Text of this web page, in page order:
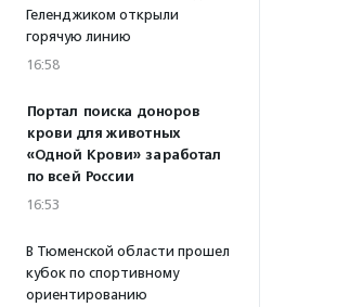
Геленджиком открыли
горячую линию
16:58
Портал поиска доноров
крови для животных
«Одной Крови» заработал
по всей России
16:53
В Тюменской области прошел
кубок по спортивному
ориентированию